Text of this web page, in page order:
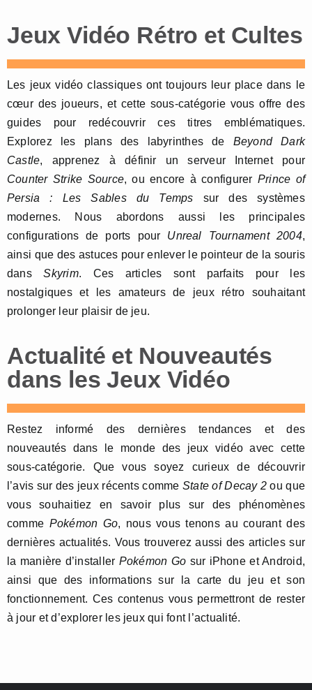
Jeux Vidéo Rétro et Cultes
Les jeux vidéo classiques ont toujours leur place dans le
cœur des joueurs, et cette sous-catégorie vous offre des
guides pour redécouvrir ces titres emblématiques.
Explorez les plans des labyrinthes de Beyond Dark
Castle, apprenez à définir un serveur Internet pour
Counter Strike Source, ou encore à configurer Prince of
Persia : Les Sables du Temps sur des systèmes
modernes. Nous abordons aussi les principales
configurations de ports pour Unreal Tournament 2004,
ainsi que des astuces pour enlever le pointeur de la souris
dansSkyrim. Ces articles sont parfaits pour les
nostalgiques et les amateurs de jeux rétro souhaitant
prolonger leur plaisir de jeu.
Actualité et Nouveautés
dans les Jeux Vidéo
Restez informé des dernières tendances et des
nouveautés dans le monde des jeux vidéo avec cette
sous-catégorie. Que vous soyez curieux de découvrir
l’avis sur des jeux récents comme State of Decay 2 ou que
vous souhaitiez en savoir plus sur des phénomènes
comme Pokémon Go, nous vous tenons au courant des
dernières actualités. Vous trouverez aussi des articles sur
la manière d’installer Pokémon Go sur iPhone et Android,
ainsi que des informations sur la carte du jeu et son
fonctionnement. Ces contenus vous permettront de rester
à jour et d’explorer les jeux qui font l’actualité.